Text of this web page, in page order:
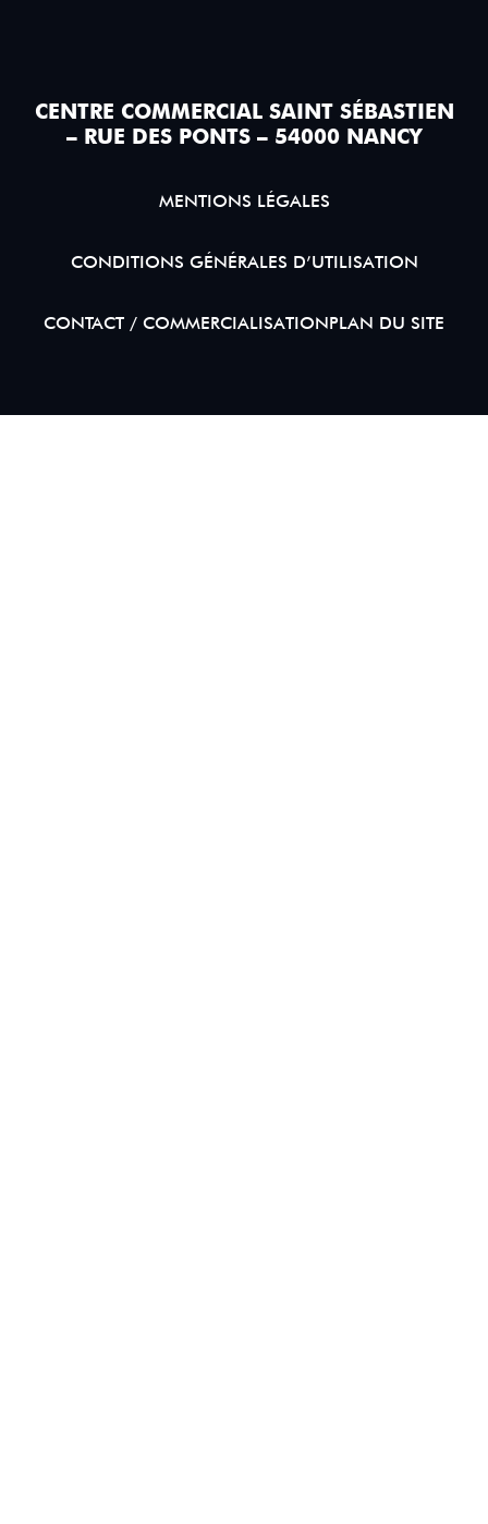
CENTRE COMMERCIAL SAINT SÉBASTIEN
– RUE DES PONTS – 54000 NANCY
MENTIONS LÉGALES
CONDITIONS GÉNÉRALES D’UTILISATION
CONTACT / COMMERCIALISATIONPLAN DU SITE